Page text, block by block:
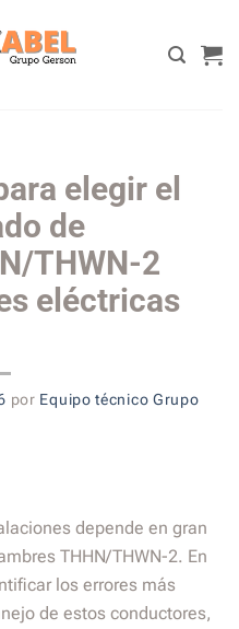
elegir el
de
THWN-2
eléctricas
por Equipo técnico Grupo
depende en gran
THHN/THWN-2. En
los errores más
de estos conductores,